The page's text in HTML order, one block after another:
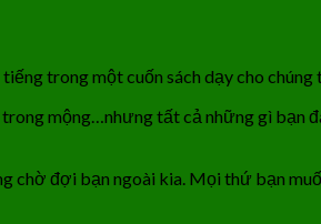
trong một cuốn sách dạy cho
mộng…nhưng tất cả những gì bạn
đợi bạn ngoài kia. Mọi thứ bạn